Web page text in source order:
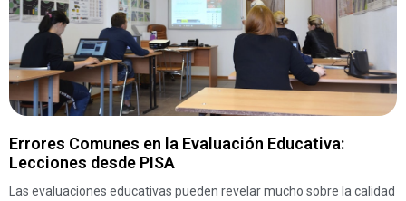
Errores Comunes en la Evaluación Educativa:
Lecciones desde PISA
Las evaluaciones educativas pueden revelar mucho sobre la calidad